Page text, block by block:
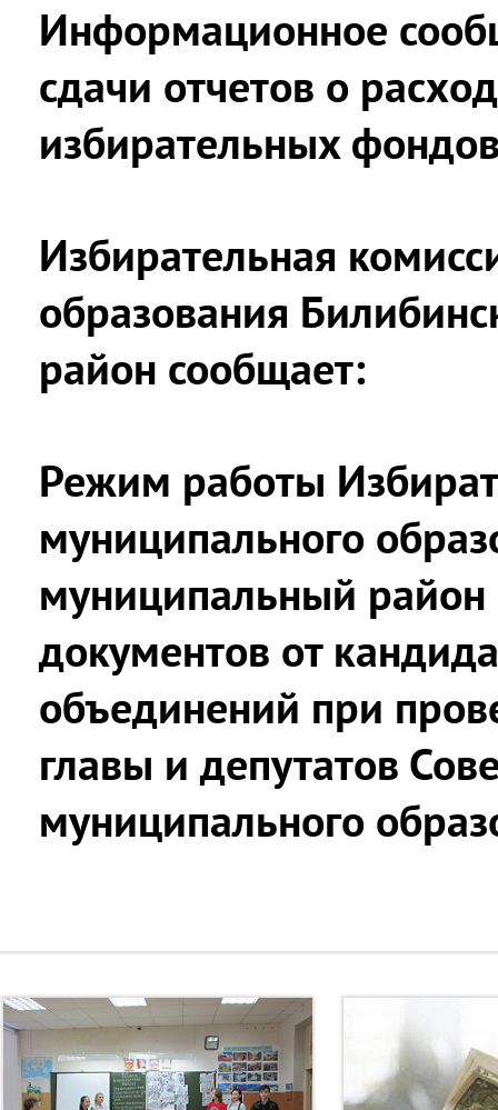
Информационное
сдачи отчетов о
избирательных
Избирательная
образования
район сообщает:
Режим работы
муниципального
муниципальный
документов от
объединений при
главы и депутатов
муниципального